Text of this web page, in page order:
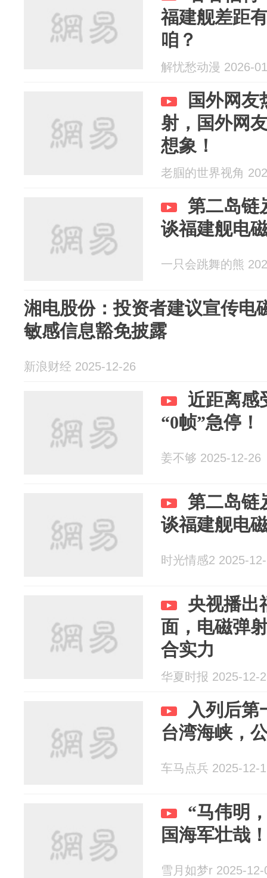
福建舰差距
咱？
解忧愁动漫 2026-
国外网友
射，国外网
想象！
老腘的世界视角
第二岛链
谈福建舰电
一只会跳舞的熊
湘电股份：投资者建议宣传电
敏感信息豁免披露
新浪财经 2025-12-26
近距离感
“0帧”急停！
姜不够 2025-12-26
第二岛链
谈福建舰电
时光情感2 2025-
央视播出
面，电磁弹
合实力
华夏时报 2025-12-
入列后第
台湾海峡，
车马点兵 2025-12-
“马伟明
国海军壮哉
雪月如梦r 2025-12-